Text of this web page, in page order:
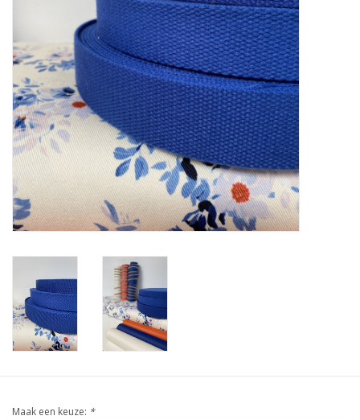
Maak een keuze: *